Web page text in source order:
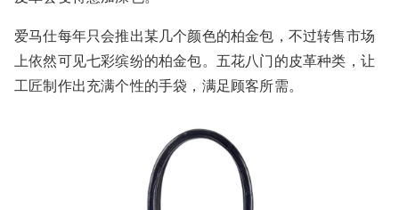
爱马仕每年只会推出某几个颜色的柏金包，不过转售市场
上依然可见七彩缤纷的柏金包。五花八门的皮革种类，让
工匠制作出充满个性的手袋，满足顾客所需。